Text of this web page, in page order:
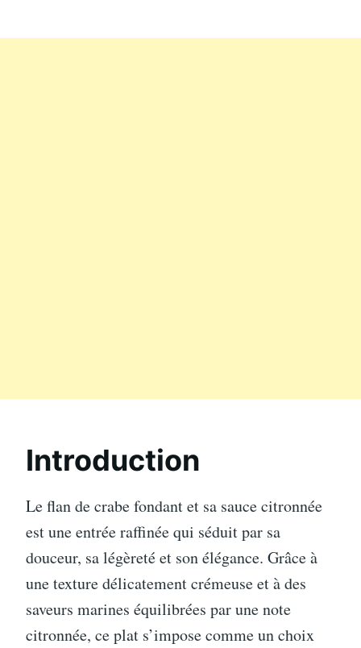
Introduction
Le flan de crabe fondant et sa sauce citronnée
est une entrée raffinée qui séduit par sa
douceur, sa légèreté et son élégance. Grâce à
une texture délicatement crémeuse et à des
saveurs marines équilibrées par une note
citronnée, ce plat s’impose comme un choix